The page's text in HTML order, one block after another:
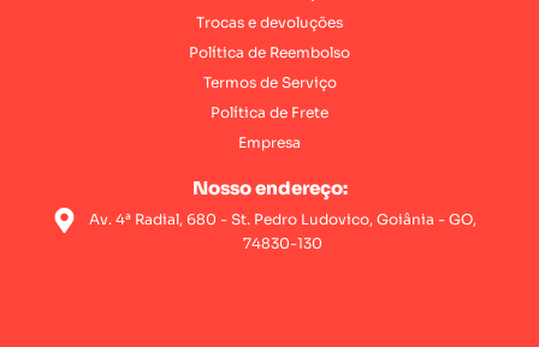
Trocas e devoluções
Política de Reembolso
Termos de Serviço
Política de Frete
Empresa
Nosso endereço:
Av. 4ª Radial, 680 - St. Pedro Ludovico, Goiânia - GO,
74830-130